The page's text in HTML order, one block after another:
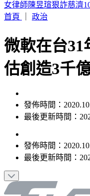
最高清「太陽貼臉照」
首頁
政治
微軟在台
估創造3千
發佈時間：
最後更新時間：
發佈時間：
最後更新時間：